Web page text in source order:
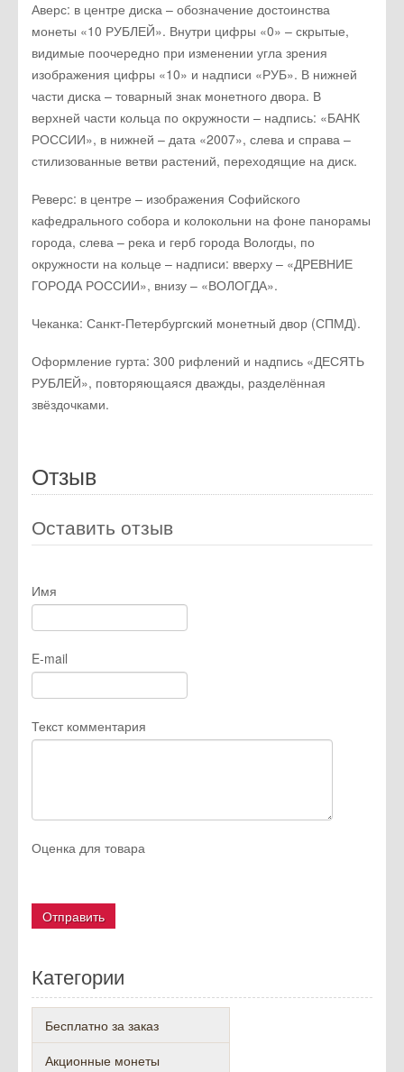
Состояние: XF (Из обращения, но в очень хорошем
состоянии)
Номинал: 10 рублей
Диаметр, мм: 27,0
Описание монеты
Аверс: в центре диска – обозначение достоинства
монеты «10 РУБЛЕЙ». Внутри цифры «0» – скрытые,
видимые поочередно при изменении угла зрения
части диска – товарный знак монетного двора. В
верхней части кольца по окружности – надпись: «БАНК
РОССИИ», в нижней – дата «2007», слева и справа –
Реверс: в центре – изображения Софийского
кафедрального собора и колокольни на фоне панорамы
окружности на кольце – надписи: вверху – «ДРЕВНИЕ
Чеканка: Санкт-Петербургский монетный двор (СПМД).
Оформление гурта: 300 рифлений и надпись «ДЕСЯТЬ
РУБЛЕЙ», повторяющаяся дважды, разделённая
звёздочками.
Отзыв
Имя
E-mail
Текст комментария